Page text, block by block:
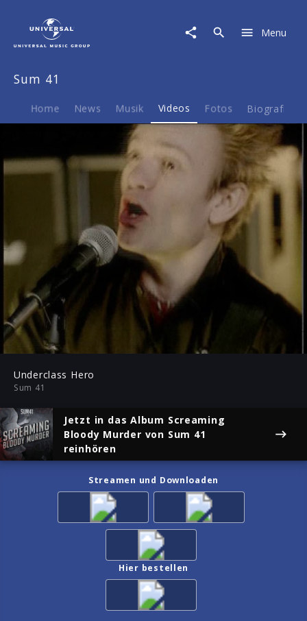
Video
Underclass
Menu
Sum 41
Home News Musik Videos Fotos Biografie
Play Mute
Play
Underclass Hero
Sum 41
Jetzt in das Album Screaming
Bloody Murder von Sum 41
reinhören
Streamen und Downloaden
Hier bestellen